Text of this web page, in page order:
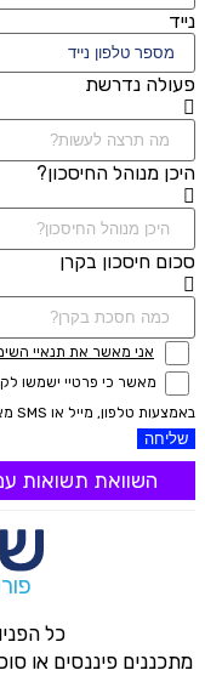
נייד
פעולה נדרשת
היכן מנוהל החיסכון?
סכום חיסכון בקרן
אני מאשר את תנאיי
מאשר כי פרטיי ישמשו
באמצעות טלפון, מייל או SMS מאיתנו או צד שלישי
שליחה
השוואת תשואות
כל
מתכננים פיננסים או